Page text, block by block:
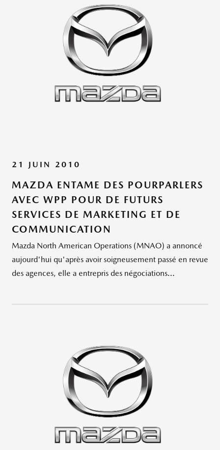
21 JUIN 2010
MAZDA ENTAME DES POURPARLERS
AVEC WPP POUR DE FUTURS
SERVICES DE MARKETING ET DE
COMMUNICATION
Mazda North American Operations (MNAO) a annoncé
aujourd'hui qu'après avoir soigneusement passé en revue
des agences, elle a entrepris des négociations...